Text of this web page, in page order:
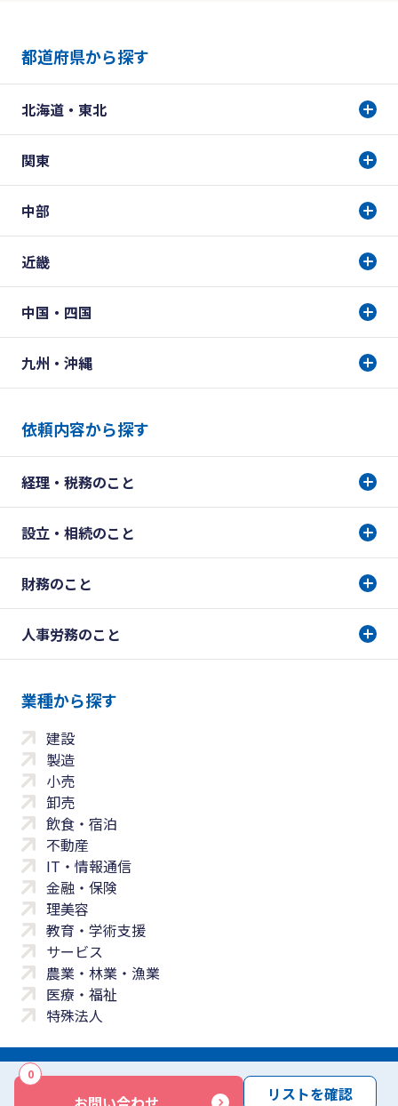
0
リストを確認
都道府県から探す
北海道・東北
関東
中部
近畿
中国・四国
九州・沖縄
依頼内容から探す
経理・税務のこと
設立・相続のこと
財務のこと
人事労務のこと
業種から探す
建設
製造
小売
卸売
飲食・宿泊
不動産
IT・情報通信
金融・保険
理美容
教育・学術支援
サービス
農業・林業・漁業
医療・福祉
特殊法人
サイトマップ 免責事項
サービス利用規約